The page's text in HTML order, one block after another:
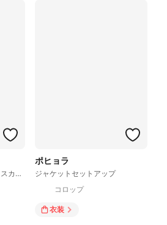
ナイロンテープブルゾン・スカート
ポヒョラ
ジャケットセットアップ
コロップ
衣装